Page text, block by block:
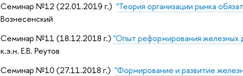
Семинар №12 (22.01.2019 г.) "Теория организации рынка
Вознесенский
Семинар №11 (18.12.2018 г.) "Опыт реформирования железных
к.э.н. Е.В. Реутов
Семинар №10 (27.11.2018 г.) "Формирование и развитие